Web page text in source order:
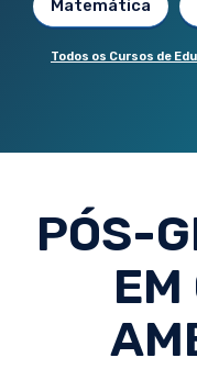
Matemática
Todos os Cursos de
PÓS-
EM